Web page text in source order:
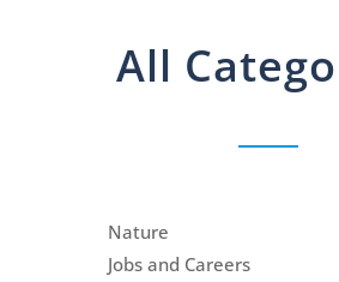
All
Nature
Jobs and Careers